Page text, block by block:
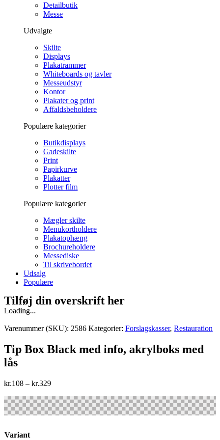
Detailbutik
Messe
Udvalgte
Skilte
Displays
Plakatrammer
Whiteboards og tavler
Messeudstyr
Kontor
Plakater og print
Affaldsbeholdere
Populære kategorier
Butikdisplays
Gadeskilte
Print
Papirkurve
Plakatter
Plotter film
Populære kategorier
Mægler skilte
Menukortholdere
Plakatophæng
Brochureholdere
Messediske
Til skrivebordet
Udsalg
Populære
Tilføj din overskrift her
Loading...
Varenummer (SKU): 2586 Kategorier: Forslagskasser, Restauration
Tip Box Black med info, akrylboks med
lås
kr.108 – kr.329
Variant